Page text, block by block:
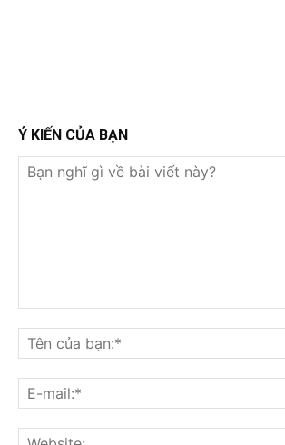
Ý KIẾN CỦA BẠN
nghĩ
gì
về
bài
viết
này?